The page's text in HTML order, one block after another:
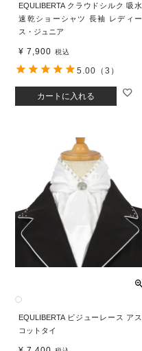
EQULIBERTA クラウドシルク 吸水
速乾ショーシャツ 長袖 レディー
ス・ジュニア
¥ 7,900 税込
カートに入れる
5.00 （3）
EQULIBERTA ビジューレース アス
コットタイ